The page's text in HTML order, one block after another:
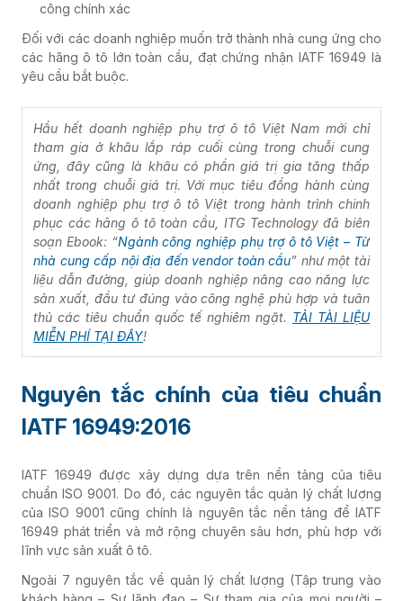
công chính xác
Đối với các doanh nghiệp muốn trở thành nhà cung ứng cho
các hãng ô tô lớn toàn cầu, đạt chứng nhận IATF 16949 là
yêu cầu bắt buộc.
Hầu hết doanh nghiệp phụ trợ ô tô Việt Nam mới chỉ
tham gia ở khâu lắp ráp cuối cùng trong chuỗi cung
ứng, đây cũng là khâu có phần giá trị gia tăng thấp
nhất trong chuỗi giá trị. Với mục tiêu đồng hành cùng
doanh nghiệp phụ trợ ô tô Việt trong hành trình chinh
phục các hãng ô tô toàn cầu, ITG Technology đã biên
soạn Ebook: “Ngành công nghiệp phụ trợ ô tô Việt – Từ
nhà cung cấp nội địa đến vendor toàn cầu” như một tài
liệu dẫn đường, giúp doanh nghiệp nâng cao năng lực
sản xuất, đầu tư đúng vào công nghệ phù hợp và tuân
thủ các tiêu chuẩn quốc tế nghiêm ngặt. TẢI TÀI LIỆU
MIỄN PHÍ TẠI ĐÂY!
Nguyên tắc chính của tiêu chuẩn
IATF 16949:2016
IATF 16949 được xây dựng dựa trên nền tảng của tiêu
chuẩn ISO 9001. Do đó, các nguyên tắc quản lý chất lượng
của ISO 9001 cũng chính là nguyên tắc nền tảng để IATF
16949 phát triển và mở rộng chuyên sâu hơn, phù hợp với
lĩnh vực sản xuất ô tô.
Ngoài 7 nguyên tắc về quản lý chất lượng (Tập trung vào